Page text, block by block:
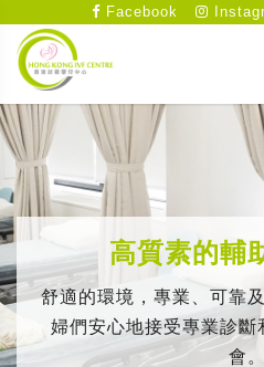
Facebook
高質素的輔
舒適的環境，專業、可靠
婦們安心地接受專業診
會。